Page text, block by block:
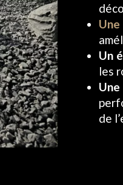
Une
Un
les
de